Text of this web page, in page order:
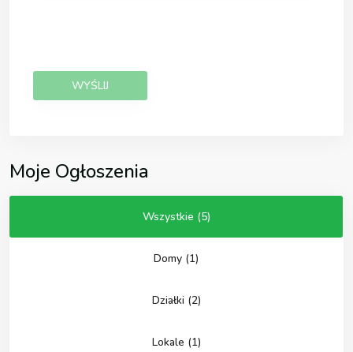
Moje Ogłoszenia
Wszystkie (5)
Domy (1)
Działki (2)
Lokale (1)